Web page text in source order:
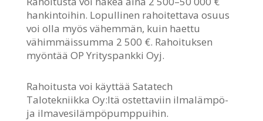
hankintoihin. Lopullinen rahoitettava osuus
voi olla myös vähemmän, kuin haettu
vähimmäissumma 2 500 €. Rahoituksen
myöntää OP Yrityspankki Oyj.
Rahoitusta voi käyttää Satatech
Talotekniikka Oy:ltä ostettaviin ilmalämpö-
ja ilmavesilämpöpumppuihin.